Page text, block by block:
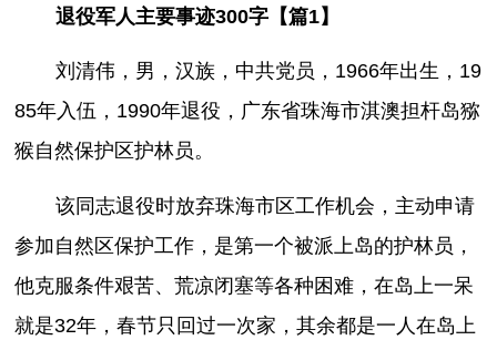
退役军人主要事迹300字【篇1】
刘清伟，男，汉族，中共党员，1966年出生，19
85年入伍，1990年退役，广东省珠海市淇澳担杆岛猕
猴自然保护区护林员。
该同志退役时放弃珠海市区工作机会，主动申请
参加自然区保护工作，是第一个被派上岛的护林员，
他克服条件艰苦、荒凉闭塞等各种困难，在岛上一呆
就是32年，春节只回过一次家，其余都是一人在岛上